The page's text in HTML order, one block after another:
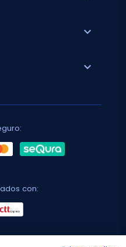
expand_more
expand_more
con: